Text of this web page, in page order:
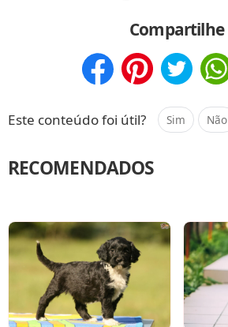
Compartilhe
Este conteúdo foi útil? Sim Não
RECOMENDADOS